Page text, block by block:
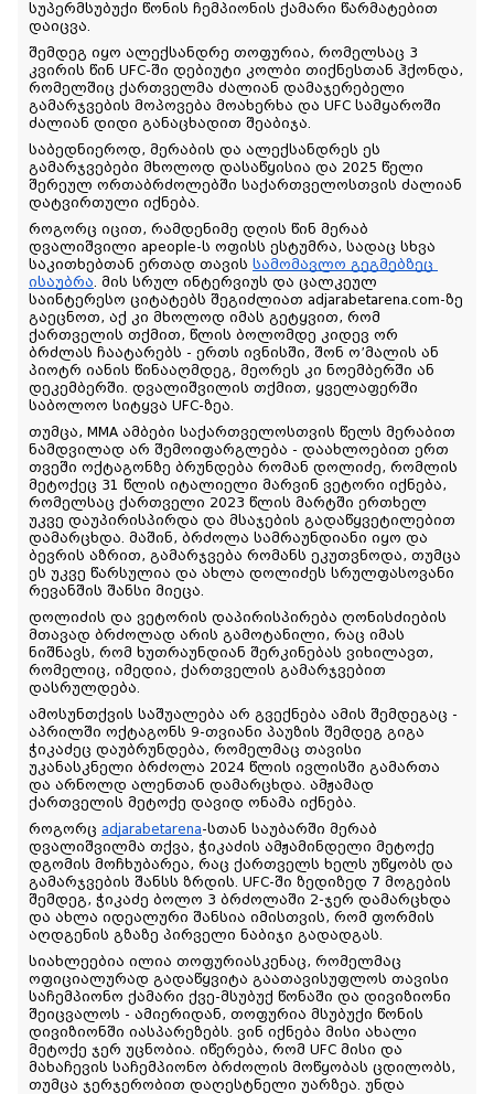
სუპერმსუბუქი წონის ჩემპიონის ქამარი წარმატებით
დაიცვა.
შემდეგ იყო ალექსანდრე თოფურია, რომელსაც 3
კვირის წინ UFC-ში დებიუტი კოლბი თიქნესთან ჰქონდა,
რომელშიც ქართველმა ძალიან დამაჯერებელი
გამარჯვების მოპოვება მოახერხა და UFC სამყაროში
ძალიან დიდი განაცხადით შეაბიჯა.
საბედნიეროდ, მერაბის და ალექსანდრეს ეს
გამარჯვებები მხოლოდ დასაწყისია და 2025 წელი
შერეულ ორთაბრძოლებში საქართველოსთვის ძალიან
დატვირთული იქნება.
როგორც იცით, რამდენიმე დღის წინ მერაბ
დვალიშვილი apeople-ს ოფისს ესტუმრა, სადაც სხვა
საკითხებთან ერთად თავის სამომავლო გეგმებზეც
ისაუბრა. მის სრულ ინტერვიუს და ცალკეულ
საინტერესო ციტატებს შეგიძლიათ adjarabetarena.com-ზე
გაეცნოთ, აქ კი მხოლოდ იმას გეტყვით, რომ
ქართველის თქმით, წლის ბოლომდე კიდევ ორ
ბრძლას ჩაატარებს - ერთს ივნისში, შონ ო’მალის ან
პიოტრ იანის წინააღმდეგ, მეორეს კი ნოემბერში ან
დეკემბერში. დვალიშვილის თქმით, ყველაფერში
საბოლოო სიტყვა UFC-ზეა.
თუმცა, MMA ამბები საქართველოსთვის წელს მერაბით
ნამდვილად არ შემოიფარგლება - დაახლოებით ერთ
თვეში ოქტაგონზე ბრუნდება რომან დოლიძე, რომლის
მეტოქეც 31 წლის იტალიელი მარვინ ვეტორი იქნება,
რომელსაც ქართველი 2023 წლის მარტში ერთხელ
უკვე დაუპირისპირდა და მსაჯების გადაწყვეტილებით
დამარცხდა. მაშინ, ბრძოლა სამრაუნდიანი იყო და
ბევრის აზრით, გამარჯვება რომანს ეკუთვნოდა, თუმცა
ეს უკვე წარსულია და ახლა დოლიძეს სრულფასოვანი
რევანშის შანსი მიეცა.
დოლიძის და ვეტორის დაპირისპირება ღონისძიების
მთავად ბრძოლად არის გამოტანილი, რაც იმას
ნიშნავს, რომ ხუთრაუნდიან შერკინებას ვიხილავთ,
რომელიც, იმედია, ქართველის გამარჯვებით
დასრულდება.
ამოსუნთქვის საშუალება არ გვექნება ამის შემდეგაც -
აპრილში ოქტაგონს 9-თვიანი პაუზის შემდეგ გიგა
ჭიკაძეც დაუბრუნდება, რომელმაც თავისი
უკანასკნელი ბრძოლა 2024 წლის ივლისში გამართა
და არნოლდ ალენთან დამარცხდა. ამჟამად
ქართველის მეტოქე დავიდ ონამა იქნება.
როგორც adjarabetarena-სთან საუბარში მერაბ
დვალიშვილმა თქვა, ჭიკაძის ამჟამინდელი მეტოქე
დგომის მოჩხუბარეა, რაც ქართველს ხელს უწყობს და
გამარჯვების შანსს ზრდის. UFC-ში ზედიზედ 7 მოგების
შემდეგ, ჭიკაძე ბოლო 3 ბრძოლაში 2-ჯერ დამარცხდა
და ახლა იდეალური შანსია იმისთვის, რომ ფორმის
აღდგენის გზაზე პირველი ნაბიჯი გადადგას.
სიახლეებია ილია თოფურიასკენაც, რომელმაც
ოფიციალურად გადაწყვიტა გაათავისუფლოს თავისი
საჩემპიონო ქამარი ქვე-მსუბუქ წონაში და დივიზიონი
შეიცვალოს - ამიერიდან, თოფურია მსუბუქი წონის
დივიზიონში იასპარეზებს. ვინ იქნება მისი ახალი
მეტოქე ჯერ უცნობია. იწერება, რომ UFC მისი და
მახაჩევის საჩემპიონო ბრძოლის მოწყობას ცდილობს,
თუმცა ჯერჯერობით დაღესტნელი უარზეა. უნდა